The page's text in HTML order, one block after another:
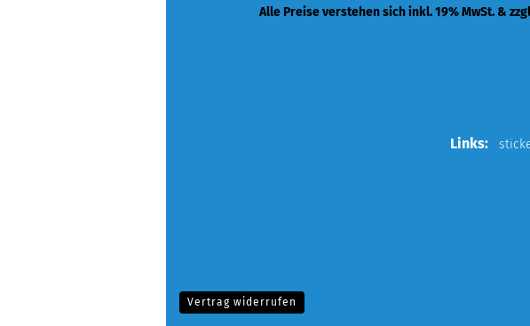
Alle Preise verstehen sich inkl. 19% MwSt. &
Links:
Vertrag widerrufen